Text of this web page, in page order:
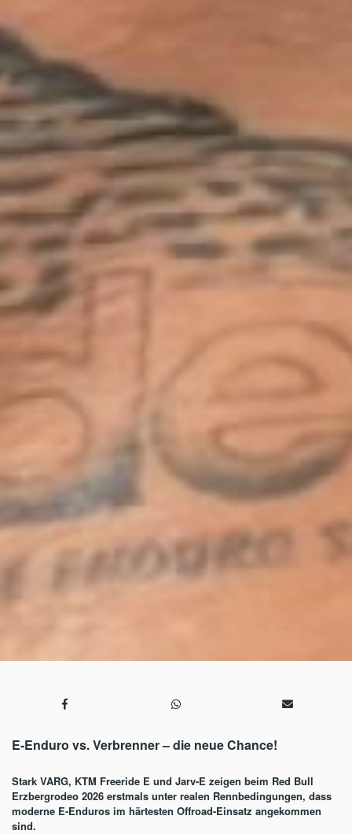
E-Enduro vs. Verbrenner – die neue Chance!
Stark VARG, KTM Freeride E und Jarv-E zeigen beim Red Bull
Erzbergrodeo 2026 erstmals unter realen Rennbedingungen, dass
moderne E-Enduros im härtesten Offroad-Einsatz angekommen
sind.